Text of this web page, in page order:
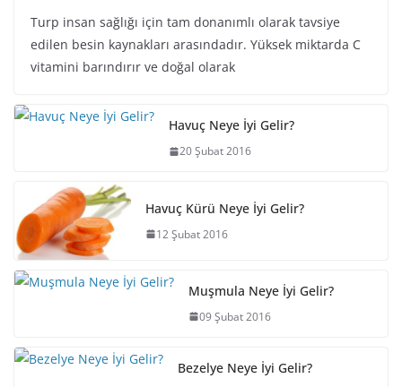
Turp insan sağlığı için tam donanımlı olarak tavsiye
edilen besin kaynakları arasındadır. Yüksek miktarda C
vitamini barındırır ve doğal olarak
Havuç Neye İyi Gelir?
20 Şubat 2016
Havuç Kürü Neye İyi Gelir?
12 Şubat 2016
Muşmula Neye İyi Gelir?
09 Şubat 2016
Bezelye Neye İyi Gelir?